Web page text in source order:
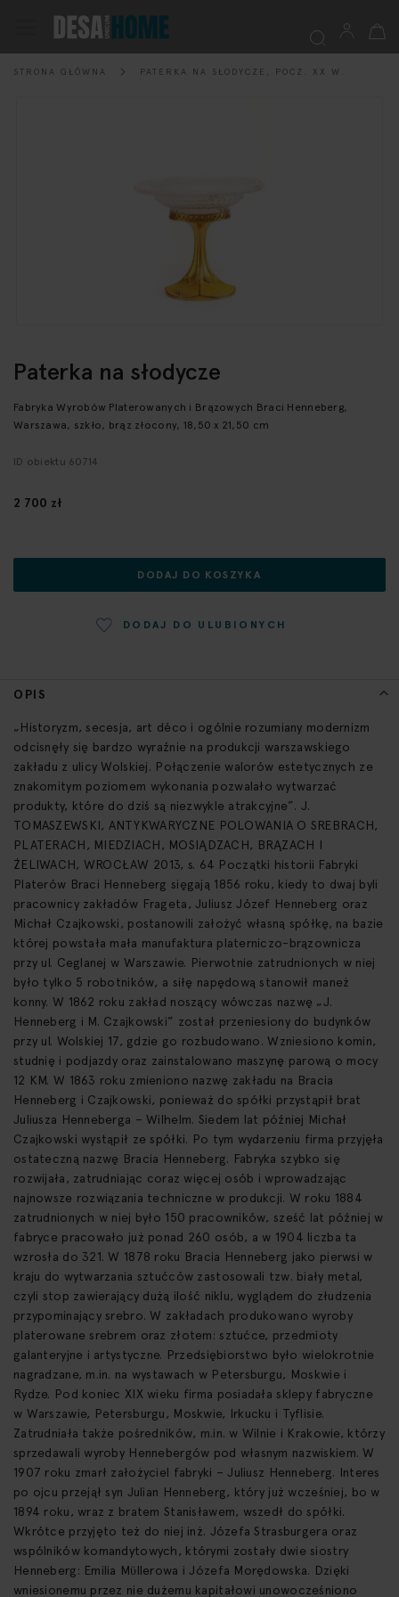
Mój
STRONA GŁÓWNA PATERKA NA SŁODYCZE, POCZ. XX W.
początek
galerii
OPIS
„Historyzm, secesja, art déco i ogólnie rozumiany modernizm
odcisnęły się bardzo wyraźnie na produkcji warszawskiego
zakładu z ulicy Wolskiej. Połączenie walorów estetycznych ze
znakomitym poziomem wykonania pozwalało wytwarzać
produkty, które do dziś są niezwykle atrakcyjne”. J.
TOMASZEWSKI, ANTYKWARYCZNE POLOWANIA O SREBRACH,
PLATERACH, MIEDZIACH, MOSIĄDZACH, BRĄZACH I
ŻELIWACH, WROCŁAW 2013, s. 64 Początki historii Fabryki
Platerów Braci Henneberg sięgają 1856 roku, kiedy to dwaj byli
pracownicy zakładów Frageta, Juliusz Józef Henneberg oraz
Michał Czajkowski, postanowili założyć własną spółkę, na bazie
której powstała mała manufaktura platerniczo-brązownicza
przy ul. Ceglanej w Warszawie. Pierwotnie zatrudnionych w niej
było tylko 5 robotników, a siłę napędową stanowił maneż
konny. W 1862 roku zakład noszący wówczas nazwę „J.
Henneberg i M. Czajkowski” został przeniesiony do budynków
przy ul. Wolskiej 17, gdzie go rozbudowano. Wzniesiono komin,
studnię i podjazdy oraz zainstalowano maszynę parową o mocy
12 KM. W 1863 roku zmieniono nazwę zakładu na Bracia
Henneberg i Czajkowski, ponieważ do spółki przystąpił brat
Juliusza Henneberga – Wilhelm. Siedem lat później Michał
Czajkowski wystąpił ze spółki. Po tym wydarzeniu firma przyjęła
ostateczną nazwę Bracia Henneberg. Fabryka szybko się
rozwijała, zatrudniając coraz więcej osób i wprowadzając
najnowsze rozwiązania techniczne w produkcji. W roku 1884
zatrudnionych w niej było 150 pracowników, sześć lat później w
fabryce pracowało już ponad 260 osób, a w 1904 liczba ta
wzrosła do 321. W 1878 roku Bracia Henneberg jako pierwsi w
kraju do wytwarzania sztućców zastosowali tzw. biały metal,
czyli stop zawierający dużą ilość niklu, wyglądem do złudzenia
przypominający srebro. W zakładach produkowano wyroby
platerowane srebrem oraz złotem: sztućce, przedmioty
galanteryjne i artystyczne. Przedsiębiorstwo było wielokrotnie
nagradzane, m.in. na wystawach w Petersburgu, Moskwie i
Rydze. Pod koniec XIX wieku firma posiadała sklepy fabryczne
w Warszawie, Petersburgu, Moskwie, Irkucku i Tyflisie.
Zatrudniała także pośredników, m.in. w Wilnie i Krakowie, którzy
sprzedawali wyroby Hennebergów pod własnym nazwiskiem. W
1907 roku zmarł założyciel fabryki – Juliusz Henneberg. Interes
po ojcu przejął syn Julian Henneberg, który już wcześniej, bo w
1894 roku, wraz z bratem Stanisławem, wszedł do spółki.
Wkrótce przyjęto też do niej inż. Józefa Strasburgera oraz
wspólników komandytowych, którymi zostały dwie siostry
Henneberg: Emilia Mϋllerowa i Józefa Morędowska. Dzięki
wniesionemu przez nie dużemu kapitałowi unowocześniono
Fabryka Wyrobów Platerowanych i Brązowych Braci Henneberg,
Warszawa, szkło, brąz złocony, 18,50 x 21,50 cm
Paterka na słodycze
ID obiektu 60714
2 700 zł
DODAJ DO KOSZYKA
DODAJ DO ULUBIONYCH